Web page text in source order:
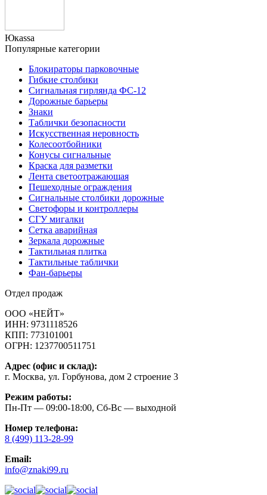
Юкаssа
Популярные категории
Блокираторы парковочные
Гибкие столбики
Сигнальная гирлянда ФС-12
Дорожные барьеры
Знаки
Таблички безопасности
Искусственная неровность
Колесоотбойники
Конусы сигнальные
Краска для разметки
Лента светоотражающая
Пешеходные ограждения
Сигнальные столбики дорожные
Светофоры и контроллеры
СГУ мигалки
Cетка аварийная
Зеркала дорожные
Тактильная плитка
Тактильные таблички
Фан-барьеры
Отдел продаж
ООО «НЕЙТ»
ИНН: 9731118526
КПП: 773101001
ОГРН: 1237700511751
Адрес (офис и склад):
г. Москва, ул. Горбунова, дом 2 строение 3
Режим работы:
Пн-Пт — 09:00-18:00, Сб-Вс — выходной
Номер телефона:
8 (499) 113-28-99
Email:
info@znaki99.ru